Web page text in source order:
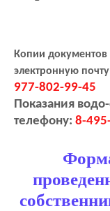
Копии
электронную
977-802-99-45
Показания
телефону: 8-